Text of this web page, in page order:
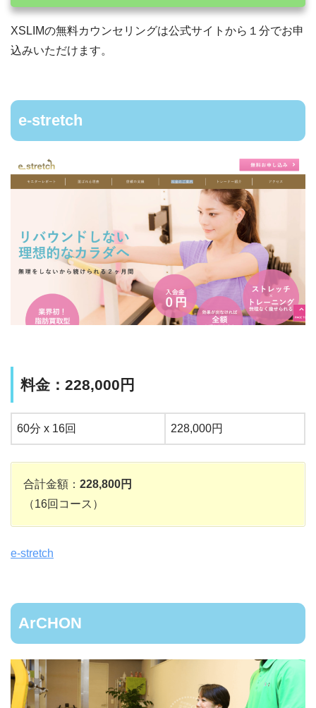
XSLIMの無料カウンセリングは公式サイトから１分でお申
込みいただけます。
e-stretch
料金：228,000円
60分 x 16回 228,000円
合計金額： 228,800円
（16回コース）
e-stretch
ArCHON